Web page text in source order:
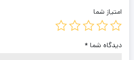
امتیاز شما
دیدگاه شما *